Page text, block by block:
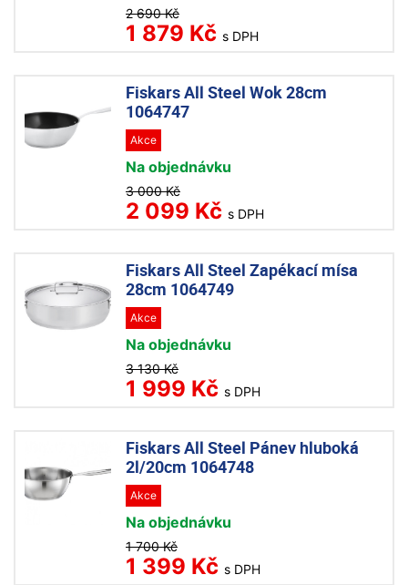
2 690 Kč
1 879 Kč s DPH
Fiskars All Steel Wok 28cm
1064747
Akce
Na objednávku
3 000 Kč
2 099 Kč s DPH
Fiskars All Steel Zapékací mísa
28cm 1064749
Akce
Na objednávku
3 130 Kč
1 999 Kč s DPH
Fiskars All Steel Pánev hluboká
2l/20cm 1064748
Akce
Na objednávku
1 700 Kč
1 399 Kč s DPH